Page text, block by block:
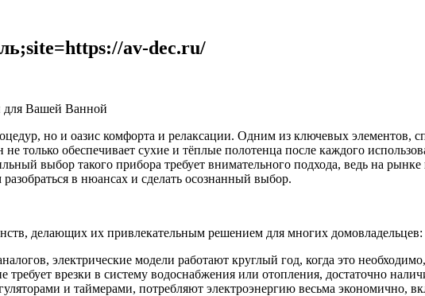
av-dec.ru/
для Вашей Ванной
но и оазис комфорта и релаксации. Одним из ключевых элементов,
только обеспечивает сухие и тёплые полотенца после каждого
выбор такого прибора требует внимательного подхода, ведь на рынке
в нюансах и сделать осознанный выбор.
делающих их привлекательным решением для многих домовладельцев:
электрические модели работают круглый год, когда это
врезки в систему водоснабжения или отопления, достаточно
и таймерами, потребляют электроэнергию весьма экономично,